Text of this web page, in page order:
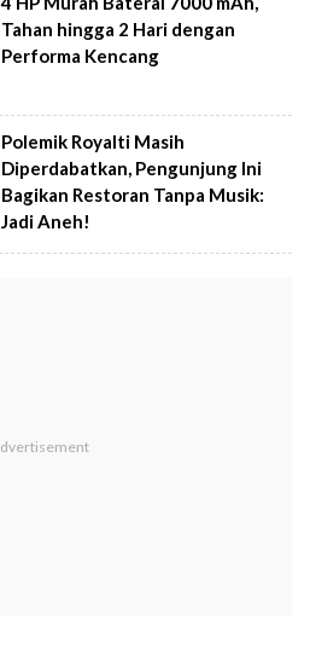
Tahan hingga 2 Hari dengan
Performa Kencang
Polemik Royalti Masih
Diperdabatkan, Pengunjung Ini
Bagikan Restoran Tanpa Musik:
Jadi Aneh!